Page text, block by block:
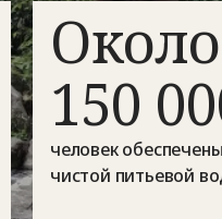
Около
150
человек
чистой питьевой